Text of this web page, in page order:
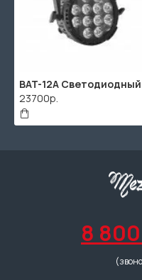
23700р.
8